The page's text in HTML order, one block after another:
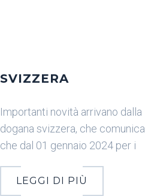
SVIZZERA
Importanti novità arrivano dalla
dogana svizzera, che comunica
che dal 01 gennaio 2024 per i
LEGGI DI PIÙ